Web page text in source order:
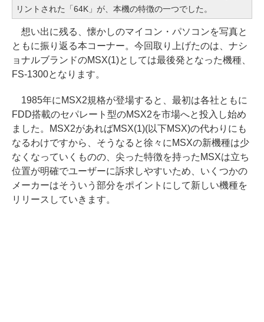
リントされた「64K」が、本機の特徴の一つでした。
想い出に残る、懐かしのマイコン・パソコンを写真と
ともに振り返る本コーナー。今回取り上げたのは、ナシ
ョナルブランドのMSX(1)としては最後発となった機種、
FS-1300となります。
1985年にMSX2規格が登場すると、最初は各社ともに
FDD搭載のセパレート型のMSX2を市場へと投入し始め
ました。MSX2があればMSX(1)(以下MSX)の代わりにも
なるわけですから、そうなると徐々にMSXの新機種は少
なくなっていくものの、尖った特徴を持ったMSXは立ち
位置が明確でユーザーに訴求しやすいため、いくつかの
メーカーはそういう部分をポイントにして新しい機種を
リリースしていきます。